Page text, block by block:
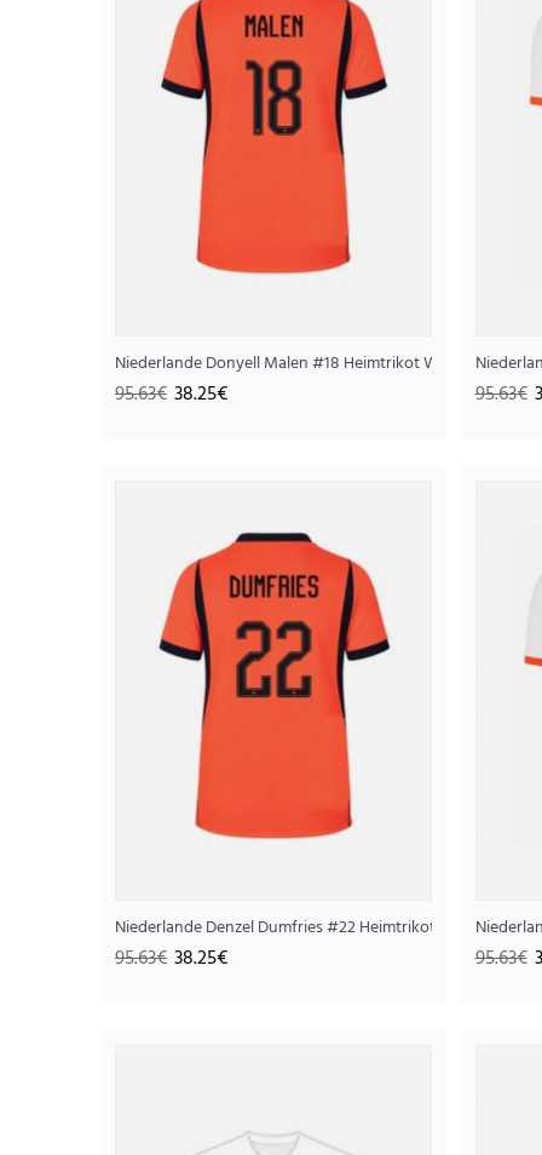
Niederlande Donyell Malen #18 Heimtrikot WM 2026
95.63€ 38.25€ 95.63€
Niederlande Denzel Dumfries #22 Heimtrikot WM 2026
95.63€ 38.25€ 95.63€